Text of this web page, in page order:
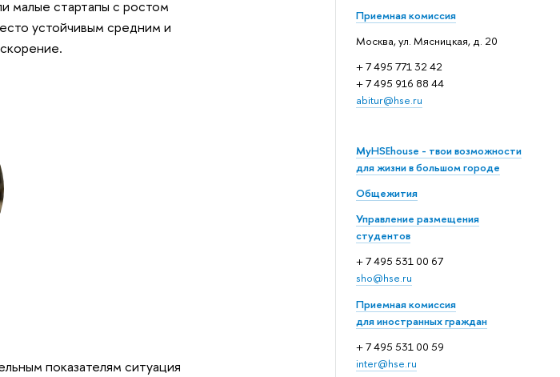
Приемная комиссия
Москва, ул. Мясницкая, д. 20
+ 7 495 771 32 42
+ 7 495 916 88 44
abitur@hse.ru
MyHSEhouse - твои возможности
для жизни в большом городе
Общежития
Управление размещения
студентов
+ 7 495 531 00 67
sho@hse.ru
Приемная комиссия
для иностранных граждан
+ 7 495 531 00 59
inter@hse.ru
малые стартапы с ростом
устойчивым средним и
показателям ситуация